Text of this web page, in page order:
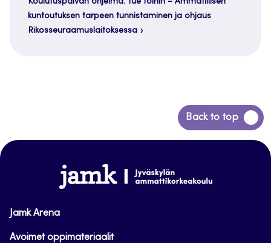
Koulutuspäivän ohjelma: Tue töihin – Ammatillisen
kuntoutuksen tarpeen tunnistaminen ja ohjaus
Rikosseuraamuslaitoksessa
Back to top
Siirry
takaisin
www.jamk.fi
Jamk Arena
Avoimet oppimateriaalit